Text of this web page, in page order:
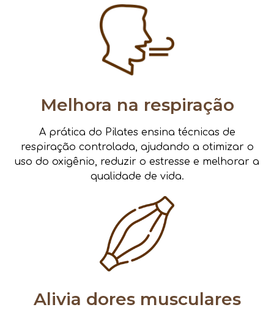
Melhora na respiração
A prática do Pilates ensina técnicas de
respiração controlada, ajudando a otimizar o
uso do oxigênio, reduzir o estresse e melhorar a
qualidade de vida.
Alivia dores musculares